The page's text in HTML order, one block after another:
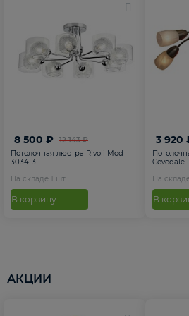
12 143 ₽
8 500 ₽
Потолочная люстра Rivoli Mod
3034-3...
На складе 1 шт
В корзину
3 920
Cevedale
На
В
АКЦИИ